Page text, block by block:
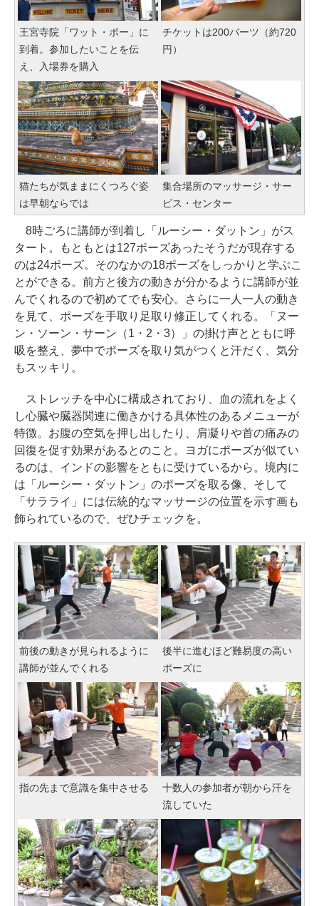
王宮寺院「ワット・ポー」に
到着。参加したいことを伝
え、入場券を購入
チケットは200バーツ（約720
円）
猫たちが気ままにくつろぐ姿
は早朝ならでは
集合場所のマッサージ・サー
ビス・センター
8時ごろに講師が到着し「ルーシー・ダットン」がス
タート。もともとは127ポーズあったそうだが現存する
のは24ポーズ。そのなかの18ポーズをしっかりと学ぶこ
とができる。前方と後方の動きが分かるように講師が並
んでくれるので初めてでも安心。さらに一人一人の動き
を見て、ポーズを手取り足取り修正してくれる。「ヌー
ン・ソーン・サーン（1・2・3）」の掛け声とともに呼
吸を整え、夢中でポーズを取り気がつくと汗だく、気分
もスッキリ。
ストレッチを中心に構成されており、血の流れをよく
し心臓や臓器関連に働きかける具体性のあるメニューが
特徴。お腹の空気を押し出したり、肩凝りや首の痛みの
回復を促す効果があるとのこと。ヨガにポーズが似てい
るのは、インドの影響をともに受けているから。境内に
は「ルーシー・ダットン」のポーズを取る像、そして
「サラライ」には伝統的なマッサージの位置を示す画も
飾られているので、ぜひチェックを。
前後の動きが見られるように
講師が並んでくれる
後半に進むほど難易度の高い
ポーズに
指の先まで意識を集中させる
十数人の参加者が朝から汗を
流していた